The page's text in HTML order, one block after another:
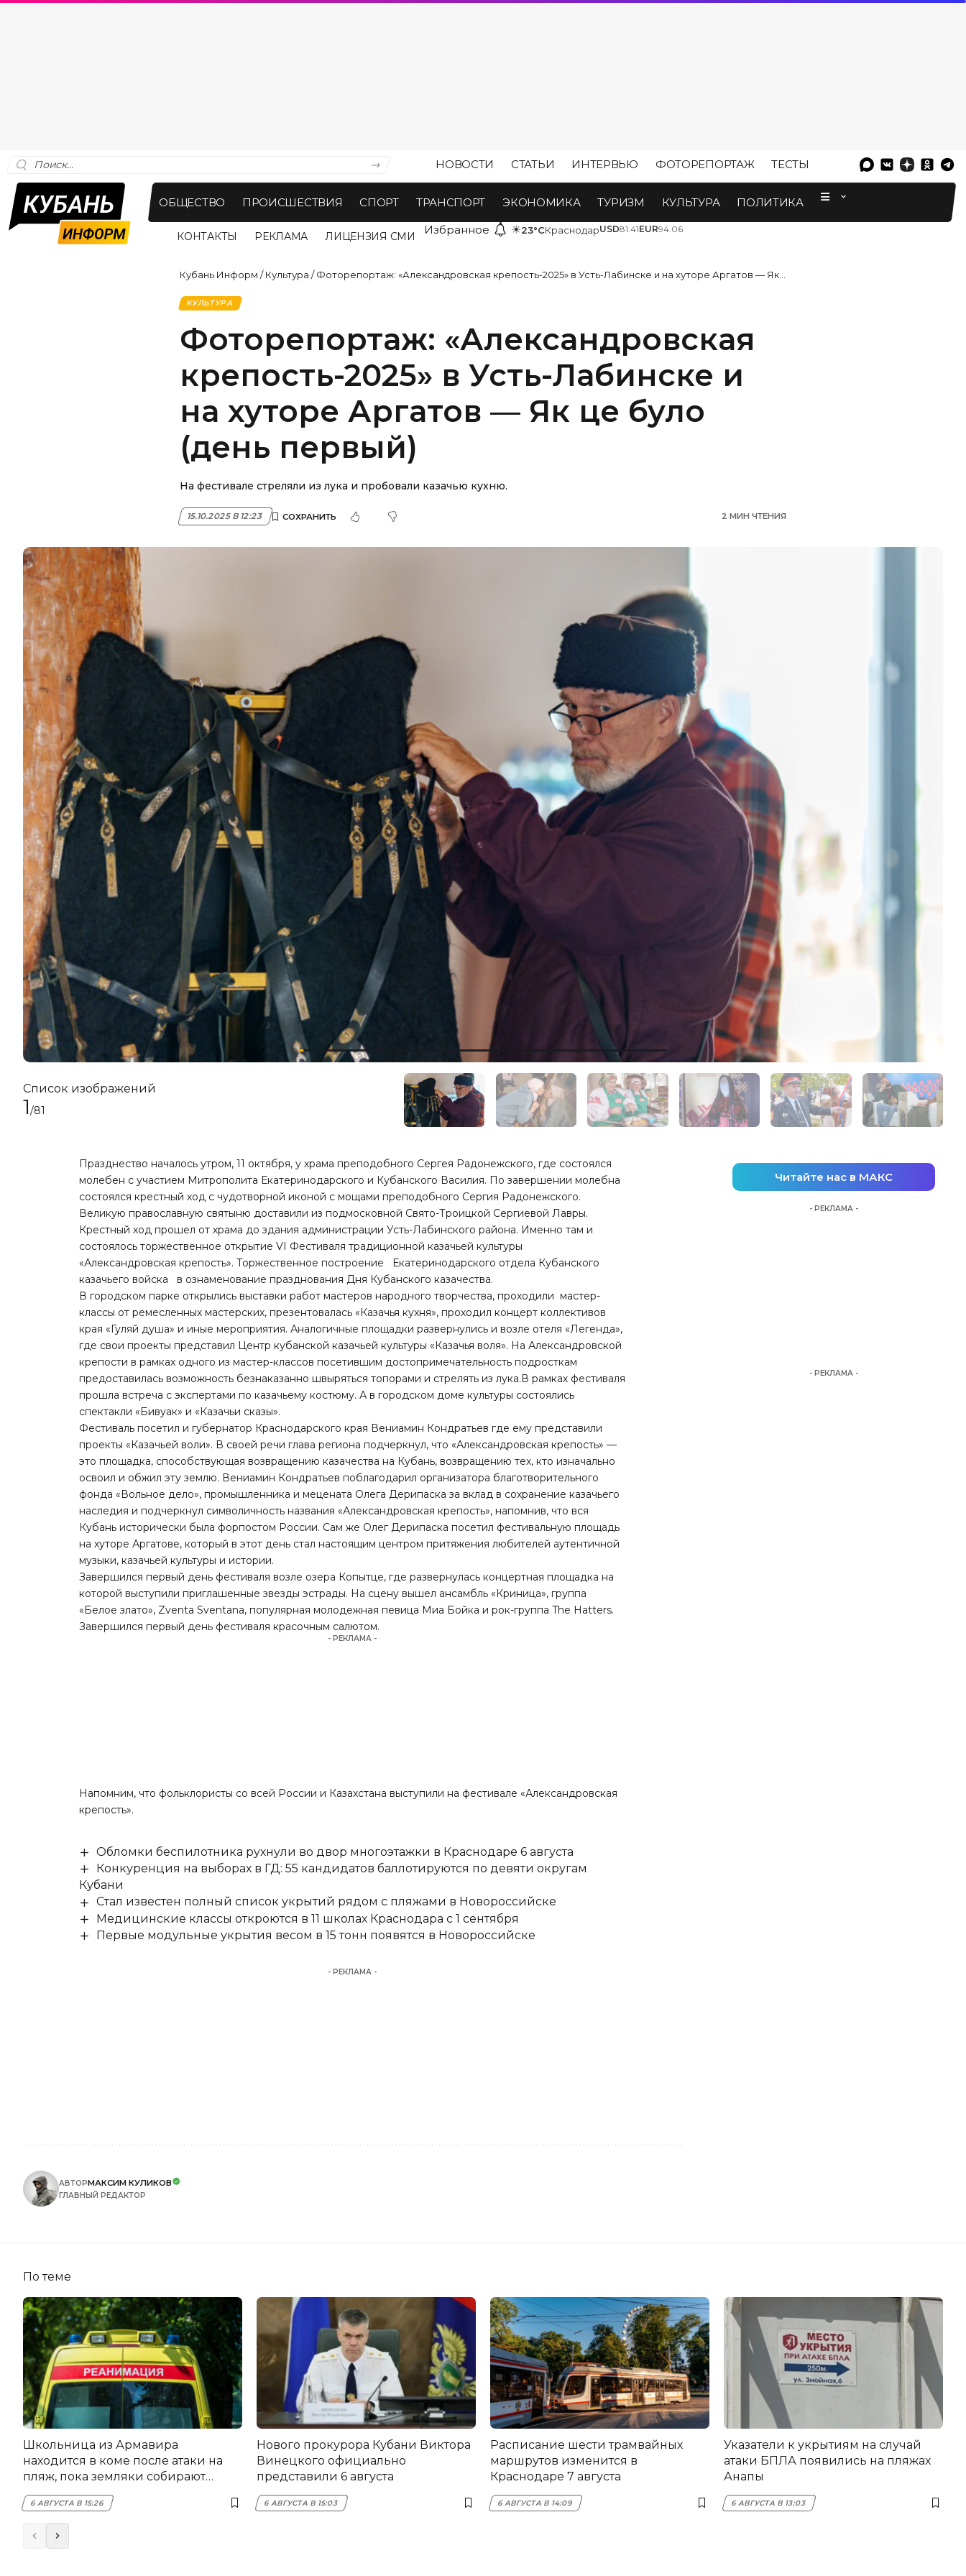
НОВОСТИ СТАТЬИ ИНТЕРВЬЮ ФОТОРЕПОРТАЖ ТЕСТЫ
ОБЩЕСТВО ПРОИСШЕСТВИЯ СПОРТ ТРАНСПОРТ ЭКОНОМИКА ТУРИЗМ КУЛЬТУРА ПОЛИТИКА
КОНТАКТЫ РЕКЛАМА ЛИЦЕНЗИЯ СМИ Избранное ☀23°CКраснодарUSD81.41EUR94.06
Кубань Информ /Культура /Фоторепортаж: «Александровская крепость-2025» в Усть-Лабинске и на хуторе Аргатов — Як це було (день первый)
КУЛЬТУРА
Фоторепортаж: «Александровская
крепость-2025» в Усть-Лабинске и
на хуторе Аргатов — Як це було
(день первый)
На фестивале стреляли из лука и пробовали казачью кухню.
15.10.2025 В 12:23 2 МИН ЧТЕНИЯ
Список изображений
1/81
Празднество началось утром, 11 октября, у храма преподобного Сергея Радонежского, где состоялся
молебен с участием Митрополита Екатеринодарского и Кубанского Василия. По завершении молебна
состоялся крестный ход с чудотворной иконой с мощами преподобного Сергия Радонежского.
Великую православную святыню доставили из подмосковной Свято-Троицкой Сергиевой Лавры.
Крестный ход прошел от храма до здания администрации Усть-Лабинского района. Именно там и
состоялось торжественное открытие VI Фестиваля традиционной казачьей культуры
«Александровская крепость». Торжественное построение Екатеринодарского отдела Кубанского
казачьего войска в ознаменование празднования Дня Кубанского казачества.
В городском парке открылись выставки работ мастеров народного творчества, проходили мастер-
классы от ремесленных мастерских, презентовалась «Казачья кухня», проходил концерт коллективов
края «Гуляй душа» и иные мероприятия. Аналогичные площадки развернулись и возле отеля «Легенда»,
где свои проекты представил Центр кубанской казачьей культуры «Казачья воля». На Александровской
крепости в рамках одного из мастер-классов посетившим достопримечательность подросткам
предоставилась возможность безнаказанно швыряться топорами и стрелять из лука.В рамках фестиваля
прошла встреча с экспертами по казачьему костюму. А в городском доме культуры состоялись
спектакли «Бивуак» и «Казачьи сказы».
Фестиваль посетил и губернатор Краснодарского края Вениамин Кондратьев где ему представили
проекты «Казачьей воли». В своей речи глава региона подчеркнул, что «Александровская крепость» —
это площадка, способствующая возвращению казачества на Кубань, возвращению тех, кто изначально
освоил и обжил эту землю. Вениамин Кондратьев поблагодарил организатора благотворительного
фонда «Вольное дело», промышленника и мецената Олега Дерипаска за вклад в сохранение казачьего
наследия и подчеркнул символичность названия «Александровская крепость», напомнив, что вся
Кубань исторически была форпостом России. Сам же Олег Дерипаска посетил фестивальную площадь
на хуторе Аргатове, который в этот день стал настоящим центром притяжения любителей аутентичной
музыки, казачьей культуры и истории.
Завершился первый день фестиваля возле озера Копытце, где развернулась концертная площадка на
которой выступили приглашенные звезды эстрады. На сцену вышел ансамбль «Криница», группа
«Белое злато», Zventa Sventana, популярная молодежная певица Миа Бойка и рок-группа The Hatters.
Завершился первый день фестиваля красочным салютом.
- РЕКЛАМА -
Напомним, что фольклористы со всей России и Казахстана выступили на фестивале «Александровская
крепость».
Обломки беспилотника рухнули во двор многоэтажки в Краснодаре 6 августа
Конкуренция на выборах в ГД: 55 кандидатов баллотируются по девяти округам
Кубани
Стал известен полный список укрытий рядом с пляжами в Новороссийске
Медицинские классы откроются в 11 школах Краснодара с 1 сентября
Первые модульные укрытия весом в 15 тонн появятся в Новороссийске
- РЕКЛАМА -
АВТОРМАКСИМ КУЛИКОВ
ГЛАВНЫЙ РЕДАКТОР
Читайте нас в МАКС
- РЕКЛАМА -
- РЕКЛАМА -
По теме
Школьница из Армавира
находится в коме после атаки на
пляж, пока земляки собирают
помощь
6 АВГУСТА В 15:26
Нового прокурора Кубани Виктора
Винецкого официально
представили 6 августа
6 АВГУСТА В 15:03
Расписание шести трамвайных
маршрутов изменится в
Краснодаре 7 августа
6 АВГУСТА В 14:09
Указатели к укрытиям на случай
атаки БПЛА появились на пляжах
Анапы
6 АВГУСТА В 13:03